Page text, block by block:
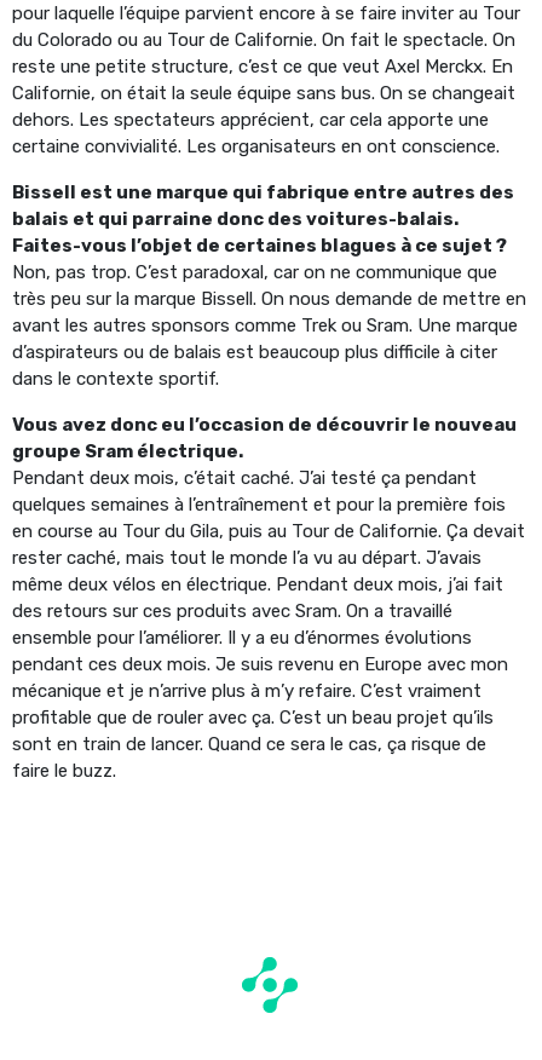
pour laquelle l’équipe parvient encore à se faire inviter au Tour
du Colorado ou au Tour de Californie. On fait le spectacle. On
reste une petite structure, c’est ce que veut Axel Merckx. En
Californie, on était la seule équipe sans bus. On se changeait
dehors. Les spectateurs apprécient, car cela apporte une
certaine convivialité. Les organisateurs en ont conscience.
Bissell est une marque qui fabrique entre autres des
balais et qui parraine donc des voitures-balais.
Faites-vous l’objet de certaines blagues à ce sujet ?
Non, pas trop. C’est paradoxal, car on ne communique que
très peu sur la marque Bissell. On nous demande de mettre en
avant les autres sponsors comme Trek ou Sram. Une marque
d’aspirateurs ou de balais est beaucoup plus difficile à citer
dans le contexte sportif.
Vous avez donc eu l’occasion de découvrir le nouveau
groupe Sram électrique.
Pendant deux mois, c’était caché. J’ai testé ça pendant
quelques semaines à l’entraînement et pour la première fois
en course au Tour du Gila, puis au Tour de Californie. Ça devait
rester caché, mais tout le monde l’a vu au départ. J’avais
même deux vélos en électrique. Pendant deux mois, j’ai fait
des retours sur ces produits avec Sram. On a travaillé
ensemble pour l’améliorer. Il y a eu d’énormes évolutions
pendant ces deux mois. Je suis revenu en Europe avec mon
mécanique et je n’arrive plus à m’y refaire. C’est vraiment
profitable que de rouler avec ça. C’est un beau projet qu’ils
sont en train de lancer. Quand ce sera le cas, ça risque de
faire le buzz.